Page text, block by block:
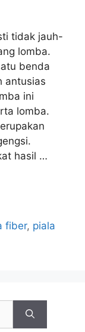
tidak jauh-
lomba.
benda
antusias
ini
lomba.
hasil …
fiber, piala